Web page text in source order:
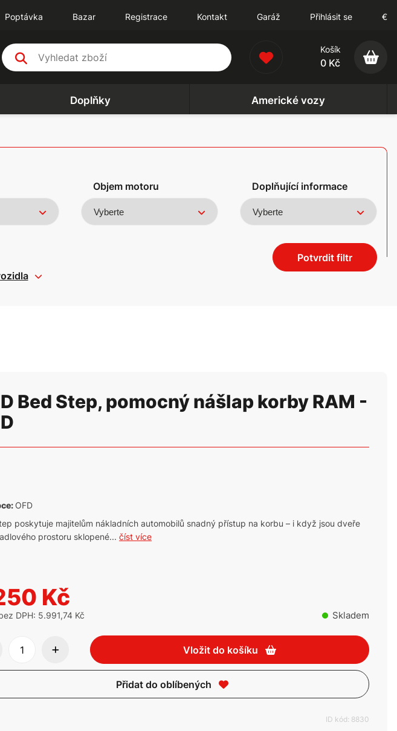
Poptávka Bazar Registrace Kontakt Garáž Přihlásit se €
Košík
0 Kč
Doplňky Americké vozy
Objem motoru Doplňující informace
Potvrdit filtr
Bed Step, pomocný nášlap korby RAM -
OFD
poskytuje majitelům nákladních automobilů snadný přístup na korbu – i když jsou dveře
prostoru sklopené... číst více
Kč
DPH: 5.991,74 Kč Skladem
Vložit do košíku
Přidat do oblíbených
ID kód: 8830